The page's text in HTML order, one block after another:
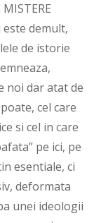
este demult,
de istorie
noi dar atat de
cel care
si cel in care
pe ici, pe
esentiale, ci
deformata
unei ideologii